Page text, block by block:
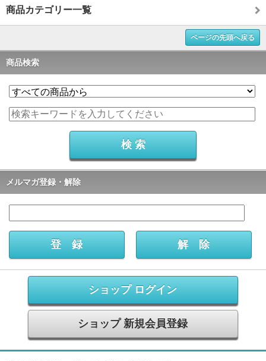
商品カテゴリー一覧
ページの先頭へ戻る
商品検索
メルマガ登録・解除
ショップ ログイン
ショップ 新規会員登録